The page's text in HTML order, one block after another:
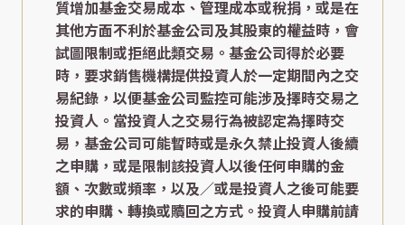
質增加基金交易成本、管理成本或稅捐，或是在
其他方面不利於基金公司及其股東的權益時，會
試圖限制或拒絕此類交易。基金公司得於必要
時，要求銷售機構提供投資人於一定期間內之交
易紀錄，以便基金公司監控可能涉及擇時交易之
投資人。當投資人之交易行為被認定為擇時交
易，基金公司可能暫時或是永久禁止投資人後續
之申購，或是限制該投資人以後任何申購的金
額、次數或頻率，以及／或是投資人之後可能要
求的申購、轉換或贖回之方式。投資人申購前請